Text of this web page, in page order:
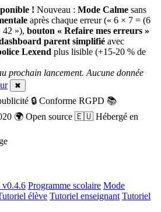
! Nouveau : Mode Calme sans
après chaque erreur (« 6 × 7 = (6
42 »), bouton « Refaire mes erreurs »
parent simplifié avec
Lexend plus lisible (+15-20 % de
prochain lancement. Aucune donnée
✖
🔒 Conforme RGPD 📚
🌍 Open source 🇪🇺 Hébergé en
v0.4.6 Programme scolaire Mode
élève Tutoriel enseignant Tutoriel